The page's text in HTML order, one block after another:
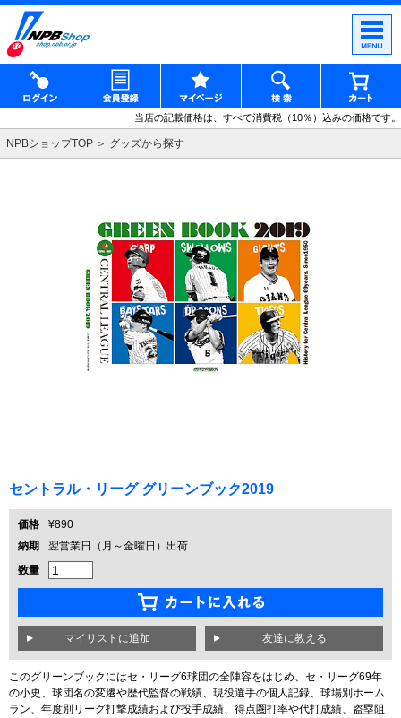
当店の記載価格は、すべて消費税（10％）込みの価格です。
NPBショップTOP グッズから探す
セントラル・リーグ グリーンブック2019
価格
¥890
納期
翌営業日（月～金曜日）出荷
数量
友達に教える
このグリーンブックにはセ・リーグ6球団の全陣容をはじめ、セ・リーグ69年
の小史、球団名の変遷や歴代監督の戦績、現役選手の個人記録、球場別ホーム
ラン、年度別リーグ打撃成績および投手成績、得点圏打率や代打成績、盗塁阻